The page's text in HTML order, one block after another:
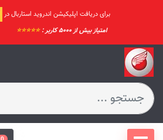
برای دریافت اپلیکیشن اندروید استاربال در
امتیاز بیش از ۵۰۰۰ کاربر :
⭐️⭐️⭐️⭐️⭐️